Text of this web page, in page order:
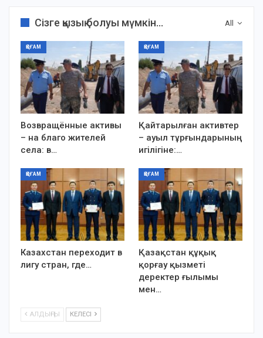
All
Сізге қызық болуы мүмкін...
ҚОҒАМ
Возвращённые активы
– на благо жителей
села: в…
ҚОҒАМ
Қайтарылған активтер
– ауыл тұрғындарының
игілігіне:…
ҚОҒАМ
Казахстан переходит в
лигу стран, где…
ҚОҒАМ
Қазақстан құқық
қорғау қызметі
деректер ғылымы
мен…
АЛДЫҢҒЫ КЕЛЕСІ